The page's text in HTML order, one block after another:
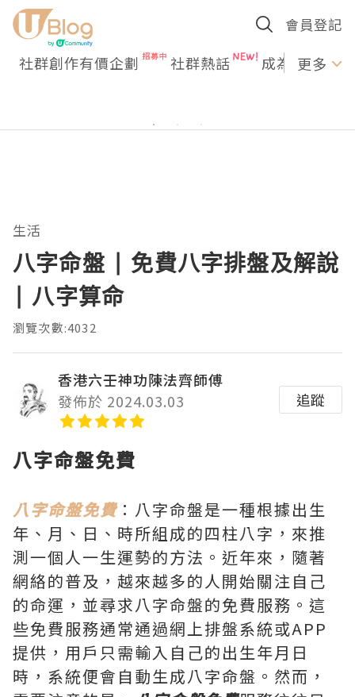
會員登記
社群創作有價企劃 社群熱話 成為U更多
生活
八字命盤 | 免費八字排盤及解說
| 八字算命
瀏覽次數:4032
香港六壬神功陳法齊師傅
發佈於 2024.03.03
追蹤
八字命盤免費
八字命盤免費：八字命盤是一種根據出生
年、月、日、時所組成的四柱八字，來推
測一個人一生運勢的方法。近年來，隨著
網絡的普及，越來越多的人開始關注自己
的命運，並尋求八字命盤的免費服務。這
些免費服務通常通過網上排盤系統或APP
提供，用戶只需輸入自己的出生年月日
時，系統便會自動生成八字命盤。然而，